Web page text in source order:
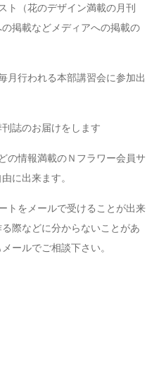
ト（花のデザイン満載の月刊
掲載などメディアへの掲載の
月行われる本部講習会に参加出
誌のお届けをします
の情報満載のＮフラワー会員サ
に出来ます。
トをメールで受けることが出来
際などに分からないことがあ
ールでご相談下さい。